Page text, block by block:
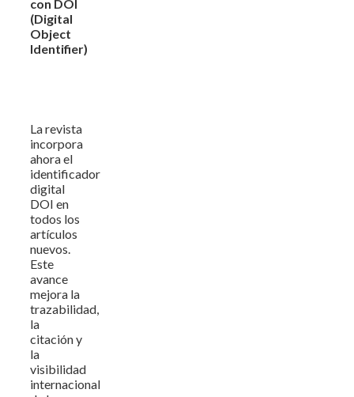
con DOI
(Digital
Object
Identifier)
La revista
incorpora
ahora el
identificador
digital
DOI en
todos los
artículos
nuevos.
Este
avance
mejora la
trazabilidad,
la
citación y
la
visibilidad
internacional